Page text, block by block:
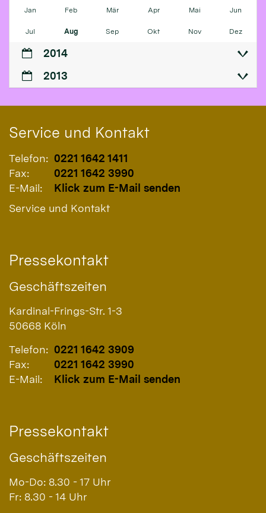
Jan Feb Mär Apr Mai Jun
Jul Aug Sep Okt Nov Dez
2014
2013
Service und Kontakt
Telefon: 0221 1642 1411
Fax:
0221 1642 3990
E-Mail:
Klick zum E-Mail senden
Service und Kontakt
Pressekontakt
Geschäftszeiten
Kardinal-Frings-Str. 1-3
50668 Köln
Telefon: 0221 1642 3909
Fax:
0221 1642 3990
E-Mail:
Klick zum E-Mail senden
Pressekontakt
Geschäftszeiten
Mo-Do: 8.30 - 17 Uhr
Fr: 8.30 - 14 Uhr